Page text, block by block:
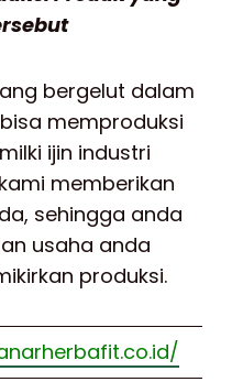
bergelut dalam
memproduksi
ijin industri
memberikan
sehingga anda
usaha anda
produksi.